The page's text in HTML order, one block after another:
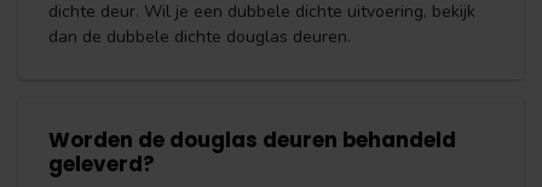
dichte deur. Wil je een dubbele dichte uitvoering, bekijk
dan de dubbele dichte douglas deuren.
Worden de douglas deuren behandeld
geleverd?